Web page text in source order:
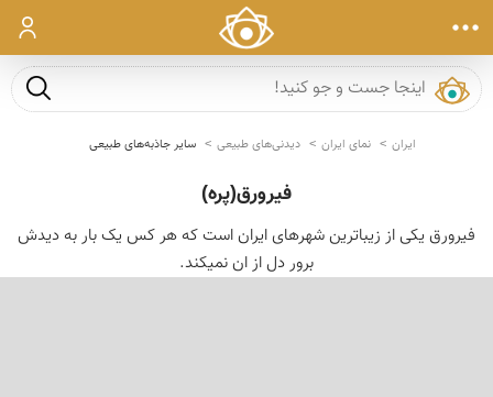
ورود
جست و
ایران نمای ایران دیدنی‌های طبیعی سایر جاذبه‌های طبیعی
فیرورق(پره)
فیرورق یکی از زیباترین شهرهای ایران است که هر کس یک بار به دیدش
برور دل از ان نمیکند.